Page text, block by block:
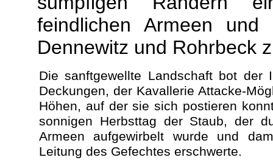
feindlichen Armeen
Dennewitz und Rohrbeck
Die sanftgewellte Landschaft bot der
Deckungen, der Kavallerie Attacke-
Höhen, auf der sie sich postieren
sonnigen Herbsttag der Staub, der
Armeen aufgewirbelt wurde und
Leitung des Gefechtes erschwerte.